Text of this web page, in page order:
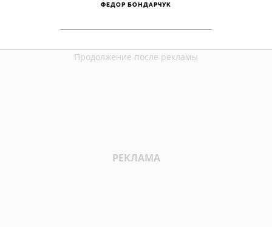
ФЕДОР БОНДАРЧУК